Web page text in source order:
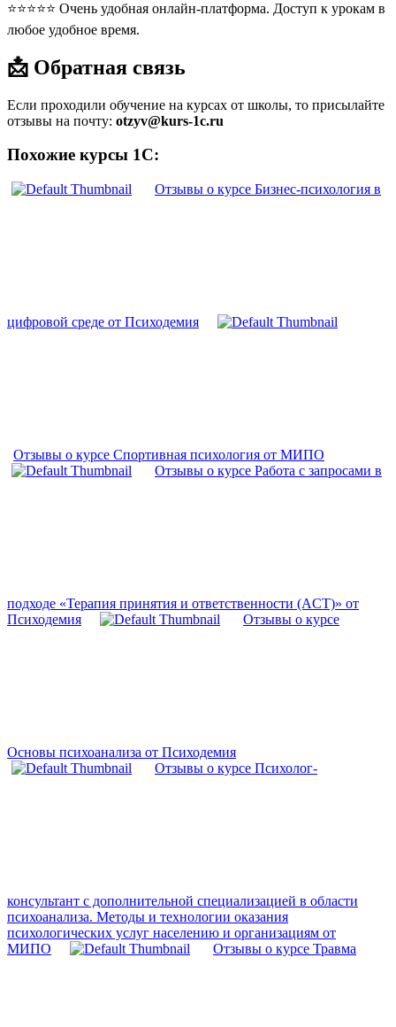
⭐⭐⭐⭐⭐ Очень удобная онлайн-платформа. Доступ к урокам в
любое удобное время.
📩 Обратная связь
Если проходили обучение на курсах от школы, то присылайте
отзывы на почту: otzyv@kurs-1c.ru
Похожие курсы 1С:
Отзывы о курсе Бизнес-психология в
цифровой среде от Психодемия
Отзывы о курсе Спортивная психология от МИПО
Отзывы о курсе Работа с запросами в
подходе «Терапия принятия и ответственности (ACT)» от
Психодемия
Отзывы о курсе
Основы психоанализа от Психодемия
Отзывы о курсе Психолог-
консультант с дополнительной специализацией в области
психоанализа. Методы и технологии оказания
психологических услуг населению и организациям от
МИПО
Отзывы о курсе Травма